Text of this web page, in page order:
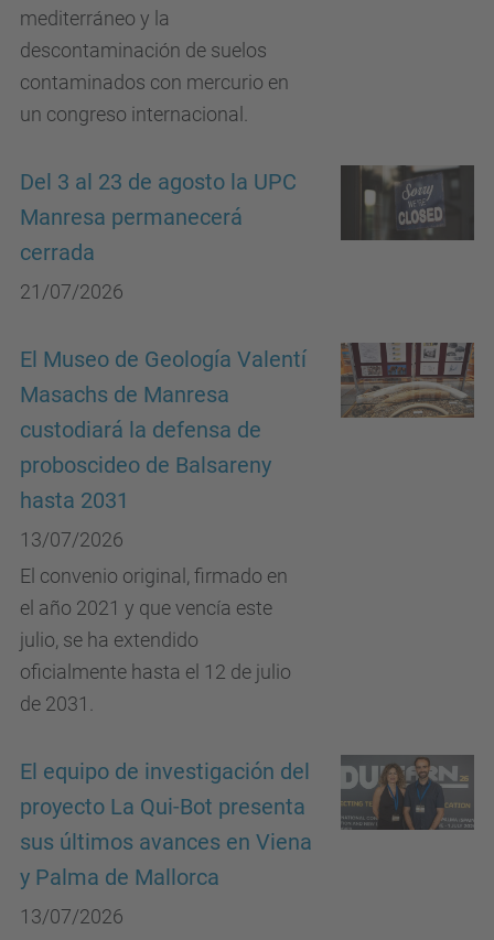
mediterráneo y la
descontaminación de suelos
contaminados con mercurio en
un congreso internacional.
Del 3 al 23 de agosto la UPC
Manresa permanecerá
cerrada
21/07/2026
El Museo de Geología Valentí
Masachs de Manresa
custodiará la defensa de
proboscideo de Balsareny
hasta 2031
13/07/2026
El convenio original, firmado en
el año 2021 y que vencía este
julio, se ha extendido
oficialmente hasta el 12 de julio
de 2031.
El equipo de investigación del
proyecto La Qui-Bot presenta
sus últimos avances en Viena
y Palma de Mallorca
13/07/2026